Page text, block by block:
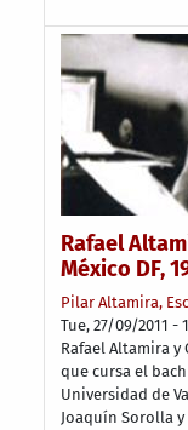
Rafael
México DF,
Pilar Altamira,
Tue, 27/09/2011 -
Rafael Altamira y
que cursa el
Universidad de
Joaquín Sorolla